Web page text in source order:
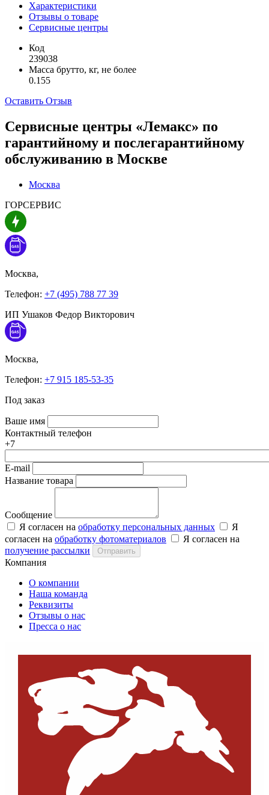
Характеристики
Отзывы о товаре
Сервисные центры
Код
239038
Масса брутто, кг, не более
0.155
Оставить Отзыв
Сервисные центры «Лемакс» по
гарантийному и послегарантийному
обслуживанию в Москве
Москва
ГОРСЕРВИС
Москва,
Телефон: +7 (495) 788 77 39
ИП Ушаков Федор Викторович
Москва,
Телефон: +7 915 185-53-35
Под заказ
Ваше имя
Контактный телефон
+7
E-mail
Название товара
Сообщение
Я согласен на обработку персональных данных
Я
согласен на обработку фотоматериалов
Я согласен на
получение рассылки
Отправить
Компания
О компании
Наша команда
Реквизиты
Отзывы о нас
Пресса о нас